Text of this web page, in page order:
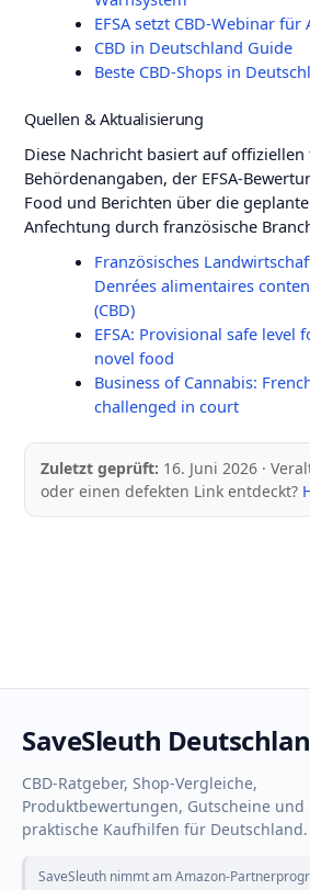
EFSA setzt CBD-Webinar für
CBD in Deutschland Guide
Beste CBD-Shops in
Quellen & Aktualisierung
Diese Nachricht basiert auf offiziellen
Behördenangaben, der EFSA-
Food und Berichten über die
Anfechtung durch französische
Französisches
Denrées alimentaires
(CBD)
EFSA: Provisional safe level
novel food
Business of Cannabis:
challenged in court
Zuletzt geprüft: 16. Juni 2026 ·
oder einen defekten Link entdeckt?
SaveSleuth
CBD-Ratgeber, Shop-Vergleiche,
Produktbewertungen, Gutscheine und
praktische Kaufhilfen für Deutschland.
SaveSleuth nimmt am Amazon-